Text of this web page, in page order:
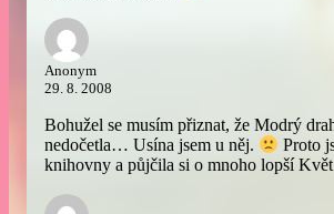
Anonym
29. 8. 2008
Bohužel se musím přiznat, že Modrý
nedočetla… Usína jsem u něj.
Proto
knihovny a půjčila si o mnoho lopší